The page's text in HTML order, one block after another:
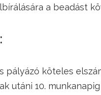
a beadást
pályázó köteles
utáni 10.